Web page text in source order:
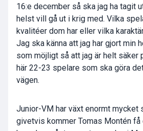
16:e december så ska jag ha tagit
helst vill gå ut i krig med. Vilka
kvalitéer dom har eller vilka
Jag ska känna att jag har gjort min
som möjligt så att jag är helt säker
här 22-23 spelare som ska göra
vägen.
Junior-VM har växt enormt mycket
givetvis kommer Tomas Montén